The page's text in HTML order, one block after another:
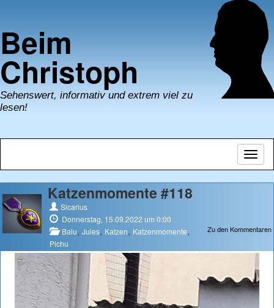
Beim
Christoph
Sehenswert, informativ und extrem viel zu
lesen!
Katzenmomente #118
Sicarius
Donnerstag, 15.09.2022 um 0:00
Zu den Kommentaren
Balu, Jules, Katzen, Katzenmomente,
Pichu